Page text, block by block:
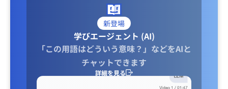
新登場
学びエージェント (AI)
「この用語はどういう意味？」などをAIと
チャットできます
詳細を見る